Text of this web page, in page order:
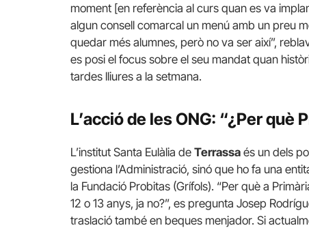
moment [en referència al curs quan es va
algun consell comarcal un menú amb un preu
quedar més alumnes, però no va ser així”,
es posi el focus sobre el seu mandat quan
tardes lliures a la setmana.
L’acció de les ONG: “¿Per què
L’institut Santa Eulàlia de Terrassa és un dels
gestiona l’Administració, sinó que ho fa una
la Fundació Probitas (Grífols). “Per què a
12 o 13 anys, ja no?”, es pregunta Josep
traslació també en beques menjador. Si